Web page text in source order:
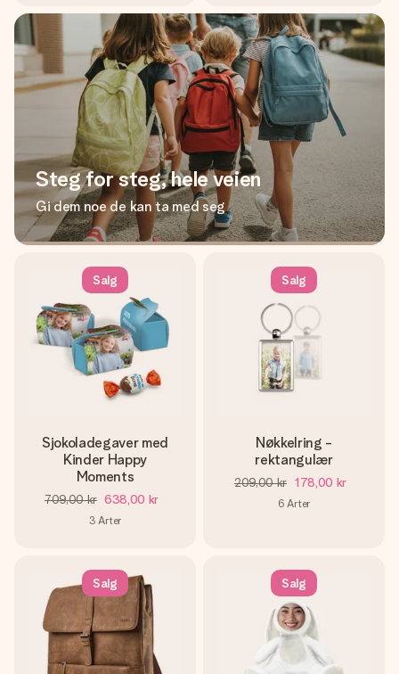
Steg for steg, hele veien
Gi dem noe de kan ta med seg
Salg
Sjokoladegaver med
Kinder Happy
Moments
709,00 kr 638,00 kr
3 Arter
Salg
Nøkkelring -
rektangulær
209,00 kr 178,00 kr
6 Arter
Salg Salg